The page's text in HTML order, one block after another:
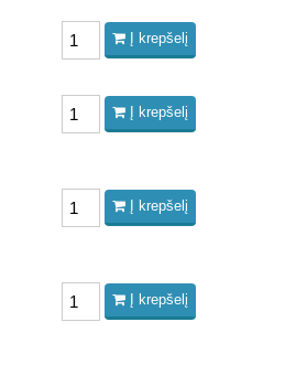
Į krepšelį
Į krepšelį
Į krepšelį
Į krepšelį